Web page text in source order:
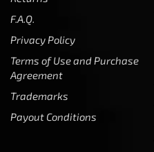
Contact Us
Returns
F.A.Q.
Privacy Policy
Terms of Use and Purchase
Agreement